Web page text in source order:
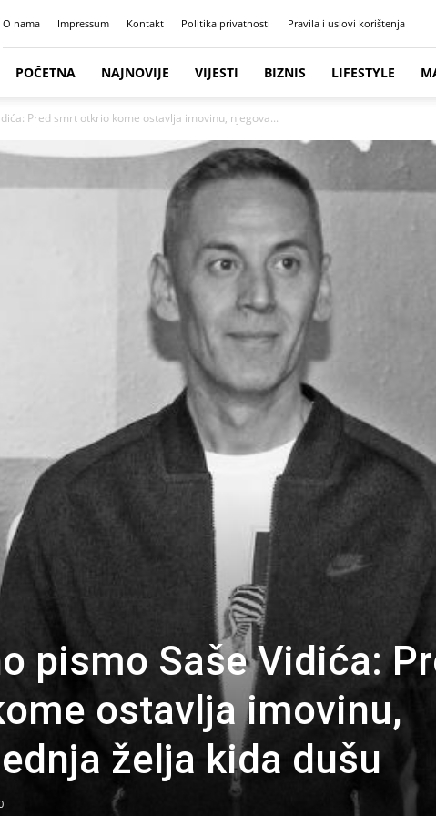
O nama Impressum Kontakt Politika privatnosti Pravila i uslovi korištenja
POČETNA NAJNOVIJE VIJESTI BIZNIS LIFESTYLE
Pred smrt otkrio kome ostavlja imovinu, njegova...
pismo Saše Vidića:
ostavlja imovinu,
želja kida dušu